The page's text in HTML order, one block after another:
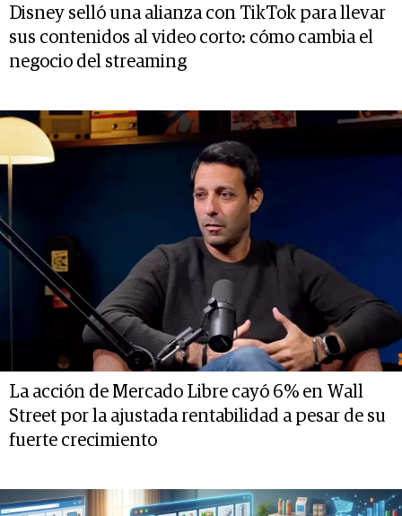
Disney selló una alianza con TikTok para llevar
sus contenidos al video corto: cómo cambia el
negocio del streaming
La acción de Mercado Libre cayó 6% en Wall
Street por la ajustada rentabilidad a pesar de su
fuerte crecimiento